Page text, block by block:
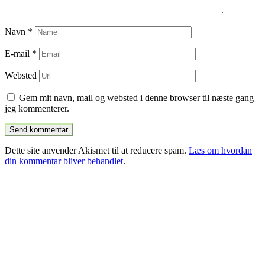
Navn *
E-mail *
Websted
Gem mit navn, mail og websted i denne browser til næste gang
jeg kommenterer.
Dette site anvender Akismet til at reducere spam. Læs om hvordan
din kommentar bliver behandlet.